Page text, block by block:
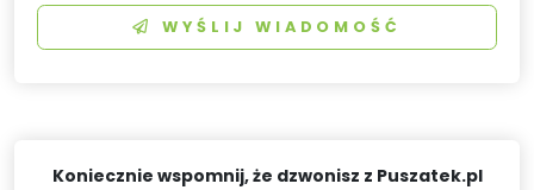
WYŚLIJ WIADOMOŚĆ
Koniecznie wspomnij, że dzwonisz z Puszatek.pl